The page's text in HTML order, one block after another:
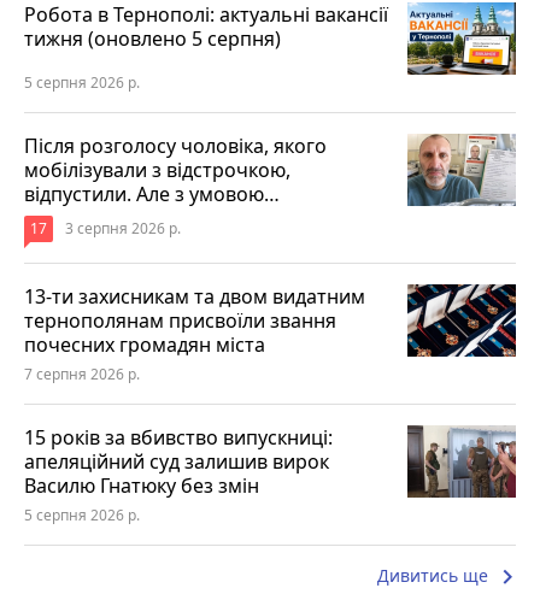
Робота в Тернополі: актуальні вакансії
тижня (оновлено 5 серпня)
5 серпня 2026 р.
Після розголосу чоловіка, якого
мобілізували з відстрочкою,
відпустили. Але з умовою…
17 3 серпня 2026 р.
13-ти захисникам та двом видатним
тернополянам присвоїли звання
почесних громадян міста
7 серпня 2026 р.
15 років за вбивство випускниці:
апеляційний суд залишив вирок
Василю Гнатюку без змін
5 серпня 2026 р.
Дивитись ще keyboard_arrow_right